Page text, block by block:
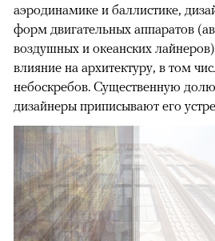
аэродинамике и баллистике,
форм двигательных аппаратов
воздушных и океанских
влияние на архитектуру, в том
небоскребов. Существенную
дизайнеры приписывают его